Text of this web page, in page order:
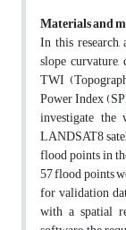
Materials and
In this research,
slope
TWI
Power Index
investigate
LANDSAT8
flood points in
57 flood points
for validation
with a spatial